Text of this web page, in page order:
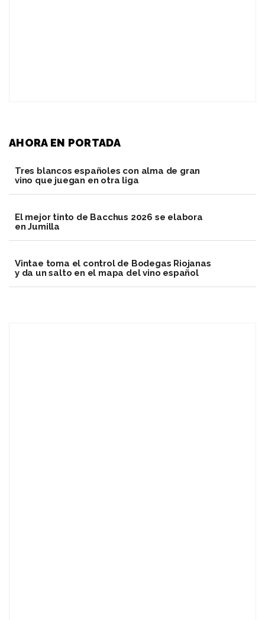
AHORA EN PORTADA
Tres blancos españoles con alma de gran
vino que juegan en otra liga
El mejor tinto de Bacchus 2026 se elabora
en Jumilla
Vintae toma el control de Bodegas Riojanas
y da un salto en el mapa del vino español